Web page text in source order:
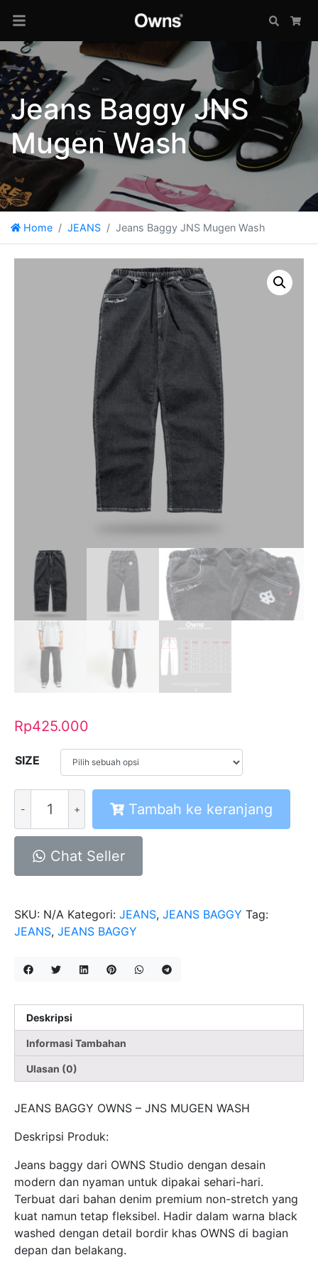
Search
Jeans Baggy JNS
Mugen Wash
Home JEANS Jeans Baggy JNS Mugen Wash
Rp425.000
SIZE
Jeans
Baggy
JNS
Mugen
Tambah ke keranjang
Chat Seller
SKU: N/A Kategori: JEANS, JEANS BAGGY Tag:
JEANS, JEANS BAGGY
Deskripsi
Informasi Tambahan
Ulasan (0)
JEANS BAGGY OWNS – JNS MUGEN WASH
Deskripsi Produk:
Jeans baggy dari OWNS Studio dengan desain
modern dan nyaman untuk dipakai sehari-hari.
Terbuat dari bahan denim premium non-stretch yang
kuat namun tetap fleksibel. Hadir dalam warna black
washed dengan detail bordir khas OWNS di bagian
depan dan belakang.